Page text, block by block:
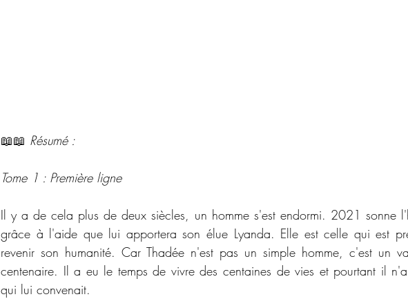
📖📖 Résumé :
Tome 1 : Première ligne
Il y a de cela plus de deux siècles, un homme s'est endormi. 2021 sonne
grâce à l'aide que lui apportera son élue Lyanda. Elle est celle qui est
revenir son humanité. Car Thadée n'est pas un simple homme, c'est un
centenaire. Il a eu le temps de vivre des centaines de vies et pourtant il
qui lui convenait.